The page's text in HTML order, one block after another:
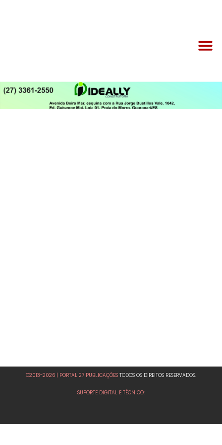
©2013-2026 | PORTAL 27 PUBLICAÇÕES TODOS OS DIREITOS RESERVADOS.
SUPORTE DIGITAL E TÉCNICO: